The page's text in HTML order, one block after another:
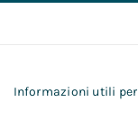
Informazioni utili per